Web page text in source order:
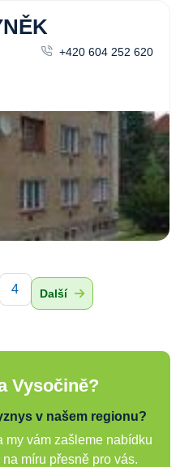
+420 604 252 620
4 Další
Vysočině?
v našem regionu?
my vám zašleme nabídku
míru přesně pro vás.